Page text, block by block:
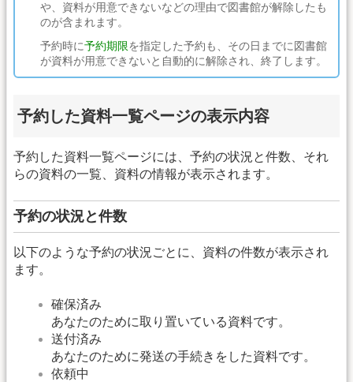
や、資料が用意できないなどの理由で図書館が解除したも
のが含まれます。
予約時に予約期限を指定した予約も、その日までに図書館
が資料が用意できないと自動的に解除され、終了します。
予約した資料一覧ページの表示内容
予約した資料一覧ページには、予約の状況と件数、それ
らの資料の一覧、資料の情報が表示されます。
予約の状況と件数
以下のような予約の状況ごとに、資料の件数が表示され
ます。
確保済み
あなたのために取り置いている資料です。
送付済み
あなたのために発送の手続きをした資料です。
依頼中